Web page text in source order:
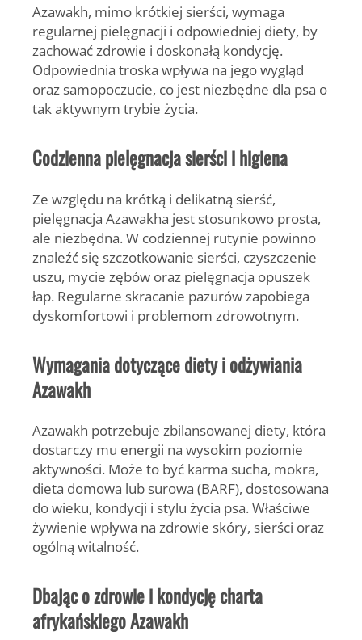
Azawakh, mimo krótkiej sierści, wymaga
regularnej pielęgnacji i odpowiedniej diety, by
zachować zdrowie i doskonałą kondycję.
Odpowiednia troska wpływa na jego wygląd
oraz samopoczucie, co jest niezbędne dla psa o
tak aktywnym trybie życia.
Codzienna pielęgnacja sierści i higiena
Ze względu na krótką i delikatną sierść,
pielęgnacja Azawakha jest stosunkowo prosta,
ale niezbędna. W codziennej rutynie powinno
znaleźć się szczotkowanie sierści, czyszczenie
uszu, mycie zębów oraz pielęgnacja opuszek
łap. Regularne skracanie pazurów zapobiega
dyskomfortowi i problemom zdrowotnym.
Wymagania dotyczące diety i odżywiania
Azawakh
Azawakh potrzebuje zbilansowanej diety, która
dostarczy mu energii na wysokim poziomie
aktywności. Może to być karma sucha, mokra,
dieta domowa lub surowa (BARF), dostosowana
do wieku, kondycji i stylu życia psa. Właściwe
żywienie wpływa na zdrowie skóry, sierści oraz
ogólną witalność.
Dbając o zdrowie i kondycję charta
afrykańskiego Azawakh